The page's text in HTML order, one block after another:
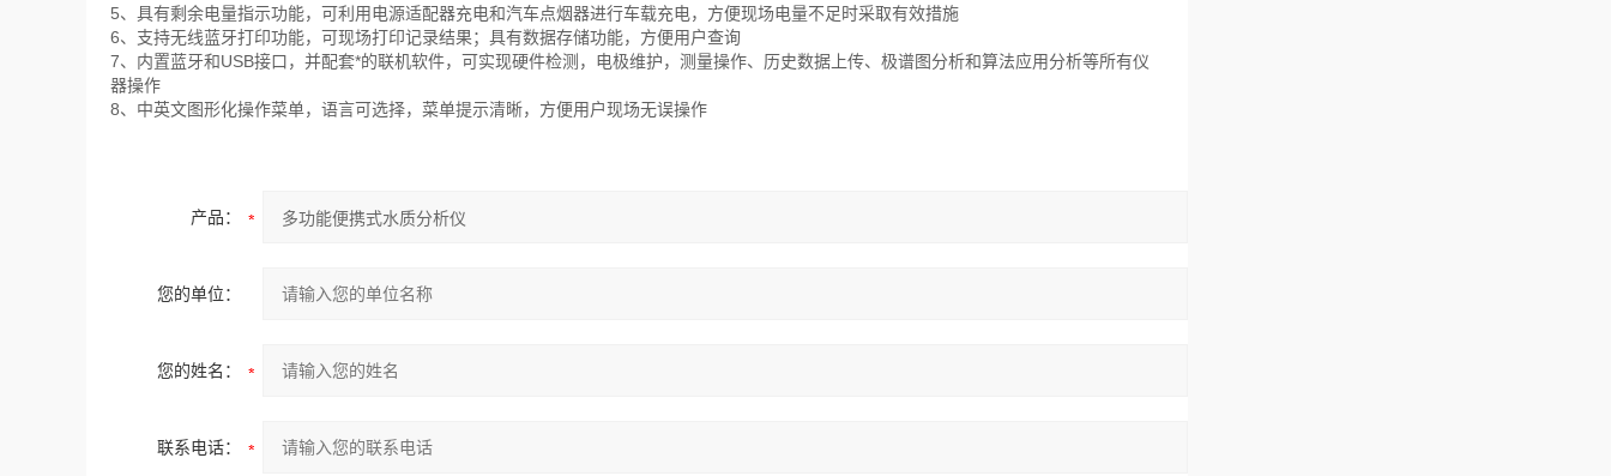
5、具有剩余电量指示功能，可利用电源适配器充电和汽车点烟器进行车载充电，方便现场电量不足时采取有效措施
6、支持无线蓝牙打印功能，可现场打印记录结果；具有数据存储功能，方便用户查询
7、内置蓝牙和USB接口，并配套*的联机软件，可实现硬件检测，电极维护，测量操作、历史数据上传、极谱图分析和算法应用分析等所有仪
器操作
8、中英文图形化操作菜单，语言可选择，菜单提示清晰，方便用户现场无误操作
产品：
您的单位：
您的姓名：
联系电话：